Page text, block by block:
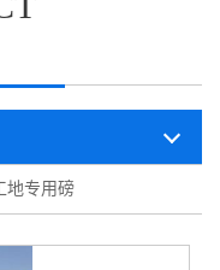
地专用磅